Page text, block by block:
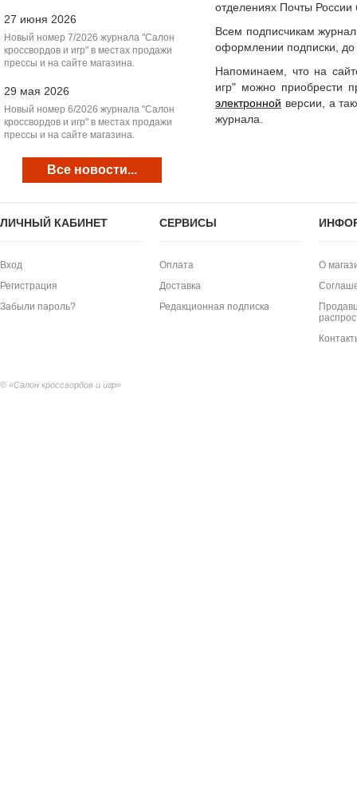
27 июня 2026
Новый номер 7/2026 журнала "Салон
кроссвордов и игр" в местах продажи
прессы и на сайте магазина.
29 мая 2026
Новый номер 6/2026 журнала "Салон
кроссвордов и игр" в местах продажи
прессы и на сайте магазина.
Все новости...
отделениях Почты России
Всем подписчикам
оформлении подписки, до
Напоминаем, что на
игр" можно приобрести
электронной версии, а
журнала.
ЛИЧНЫЙ КАБИНЕТ
Вход
Регистрация
Забыли пароль?
СЕРВИСЫ
Оплата
Доставка
Редакционная подписка
О
© «Салон кроссвордов и игр»